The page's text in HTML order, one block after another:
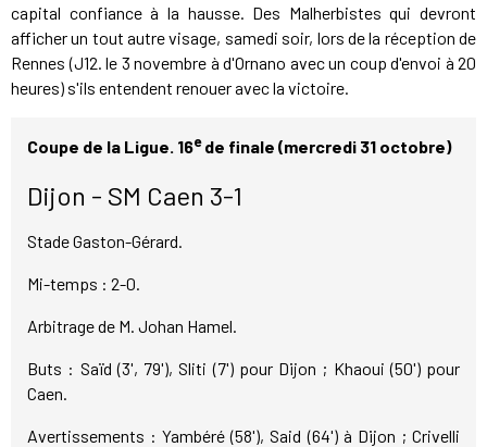
capital confiance à la hausse. Des Malherbistes qui devront
afficher un tout autre visage, samedi soir, lors de la réception de
Rennes (J12. le 3 novembre à d'Ornano avec un coup d'envoi à 20
heures) s'ils entendent renouer avec la victoire.
Coupe de la Ligue. 16ede finale (mercredi 31 octobre)
Dijon - SM Caen 3-1
Stade Gaston-Gérard.
Mi-temps : 2-0.
Arbitrage de M. Johan Hamel.
Buts : Saïd (3', 79'), Sliti (7') pour Dijon ; Khaoui (50') pour
Caen.
Avertissements : Yambéré (58'), Said (64') à Dijon ; Crivelli